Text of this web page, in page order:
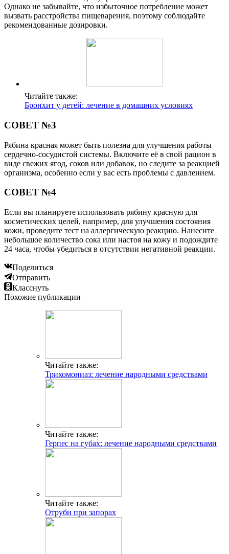
Однако не забывайте, что избыточное потребление может
вызвать расстройства пищеварения, поэтому соблюдайте
рекомендованные дозировки.
Читайте также:
Бронхит у детей: лечение в домашних условиях
СОВЕТ №3
Рябина красная может быть полезна для улучшения работы
сердечно-сосудистой системы. Включите её в свой рацион в
виде свежих ягод, соков или добавок, но следите за реакцией
организма, особенно если у вас есть проблемы с давлением.
СОВЕТ №4
Если вы планируете использовать рябину красную для
косметических целей, например, для улучшения состояния
кожи, проведите тест на аллергическую реакцию. Нанесите
небольшое количество сока или настоя на кожу и подождите
24 часа, чтобы убедиться в отсутствии негативной реакции.
Поделиться
Отправить
Класснуть
Похожие публикации
Читайте также:
Трихомониаз: лечение народными средствами
Читайте также:
Герпес на губах: лечение народными средствами
Читайте также:
Отруби при запорах